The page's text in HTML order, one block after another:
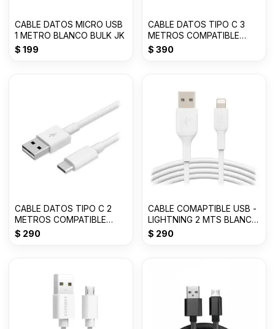
CABLE DATOS MICRO USB
1 METRO BLANCO BULK JK
$ 199
CABLE DATOS TIPO C 3
METROS COMPATIBLE
BLANCO JK
$ 390
CABLE DATOS TIPO C 2
METROS COMPATIBLE
BLANCO JK
$ 290
CABLE COMAPTIBLE USB -
LIGHTNING 2 MTS BLANCO
JK
$ 290